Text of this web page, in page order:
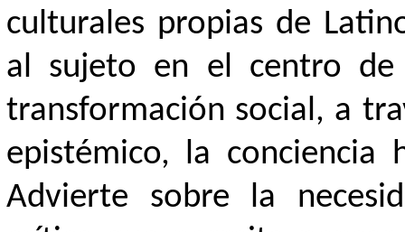
culturales propias de
al sujeto en el centro de
transformación social, a
epistémico, la conciencia
Advierte sobre la